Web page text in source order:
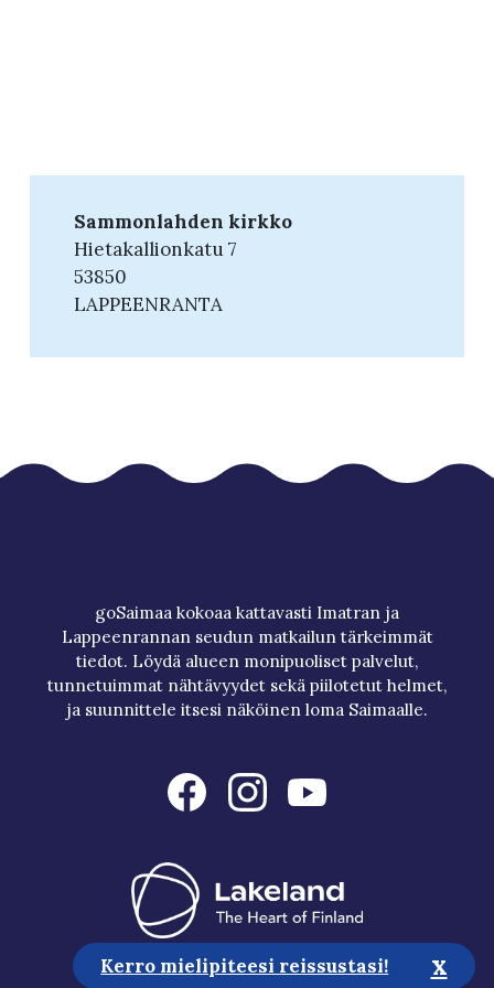
Sammonlahden kirkko
Hietakallionkatu 7
53850
LAPPEENRANTA
goSaimaa kokoaa kattavasti Imatran ja
Lappeenrannan seudun matkailun tärkeimmät
tiedot. Löydä alueen monipuoliset palvelut,
tunnetuimmat nähtävyydet sekä piilotetut helmet,
ja suunnittele itsesi näköinen loma Saimaalle.
Matkailuneuvonta
Kerro mielipiteesi reissustasi! x